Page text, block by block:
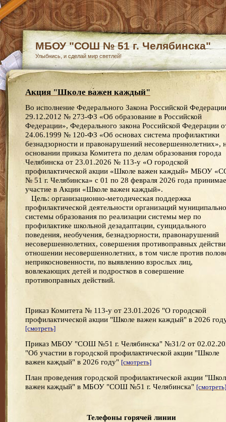
МБОУ "СОШ № 51 г. Челябинска"
Улыбнись, и сделай мир светлей!
Акция "Школе важен каждый"
Во исполнение Федерального Закона Российской
29.12.2012 № 273-ФЗ «Об образование в Российской
Федерации», Федерального закона Российской Федерации
24.06.1999 № 120-ФЗ «Об основах система профилактики
безнадзорности и правонарушений несовершеннолетних»,
основании приказа Комитета по делам образования города
Челябинска от 23.01.2026 № 113-у «О городской
профилактической акции «Школе важен каждый» МБОУ
№ 51 г. Челябинска» с 01 по 28 февраля 2026 года
участие в Акции «Школе важен каждый».
Цель: организационно-методическая поддержка
профилактической деятельности организаций
системы образования по реализации системы мер по
профилактике школьной дезадаптации, суицидального
поведения, необучения, безнадзорности, правонарушений
несовершеннолетних, совершения противоправных
отношении несовершеннолетних, в том числе против
неприкосновенности, по выявлению взрослых лиц,
вовлекающих детей и подростков в совершение
противоправных действий.
Приказ Комитета № 113-у от 23.01.2026 "О городской
профилактической акции "Школе важен каждый" в 2026
[смотреть]
Приказ МБОУ "СОШ №51 г. Челябинска" №31/2 от
"Об участии в городской профилактической акции "Школе
важен каждый" в 2026 году" [смотреть]
План проведения городской профилактической акции
важен каждый" в МБОУ "СОШ №51 г. Челябинска" [смотреть]
Телефоны горячей линии